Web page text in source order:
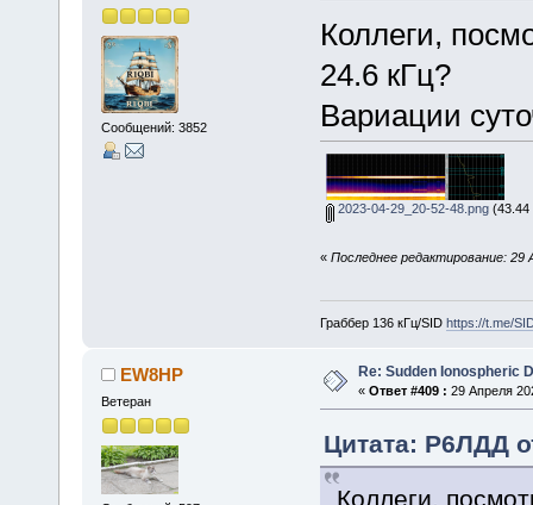
Сообщений: 3852
Коллеги,
24.6 кГц?
Вариации
2023-04-29_20-52-48.png(43.44
« Последнее редактирование:
Граббер 136 кГц/SID https://t.me/
EW8HP
Ветеран
Re: Sudden Ionospheric
« Ответ #409 : 29 Апреля
Цитата: Р6ЛДД
Коллеги,